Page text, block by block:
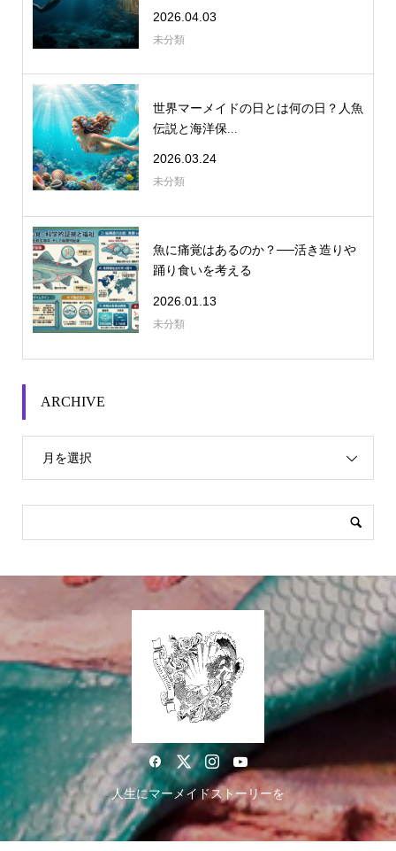
2026.04.03
未分類
世界マーメイドの日とは何の日？人魚
伝説と海洋保...
2026.03.24
未分類
魚に痛覚はあるのか？──活き造りや
踊り食いを考える
2026.01.13
未分類
ARCHIVE
月を選択
人生にマーメイドストーリーを